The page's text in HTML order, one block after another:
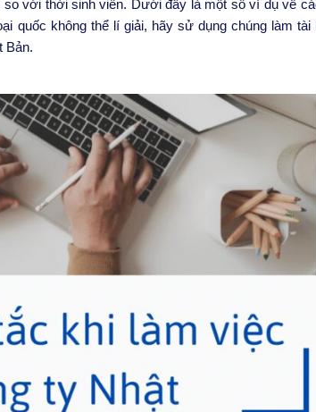
với thời sinh viên. Dưới đây là một số ví dụ về
quốc không thể lí giải, hãy sử dụng chúng làm tài
Bản.